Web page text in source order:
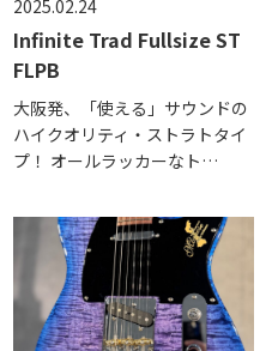
2025.02.24
Infinite Trad Fullsize ST
FLPB
大阪発、「使える」サウンドの
ハイクオリティ・ストラトタイ
プ！ オールラッカーなト…